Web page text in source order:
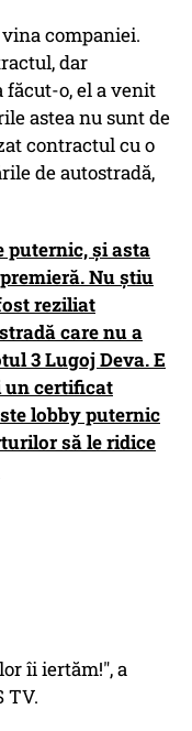
vina companiei.
dar
făcut-o, el a venit
astea nu sunt de
contractul cu o
de autostradă,
puternic, şi asta
Nu ştiu
reziliat
care nu a
3 Lugoj Deva. E
un certificat
lobby puternic
să le ridice
îi iertăm!", a
TV.